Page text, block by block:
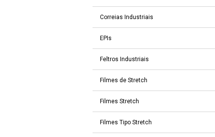
Correias Industriais
EPIs
Feltros Industriais
Filmes de Stretch
Filmes Stretch
Filmes Tipo Stretch